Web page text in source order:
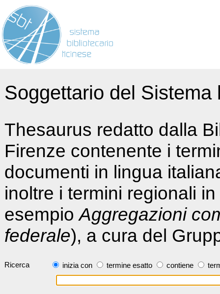
Soggettario del
Thesaurus redatto dalla
Firenze contenente i
documenti in lingua
inoltre i termini regionali
esempioAggregazioni
federale), a cura del
Ricerca inizia con termine esatto contiene